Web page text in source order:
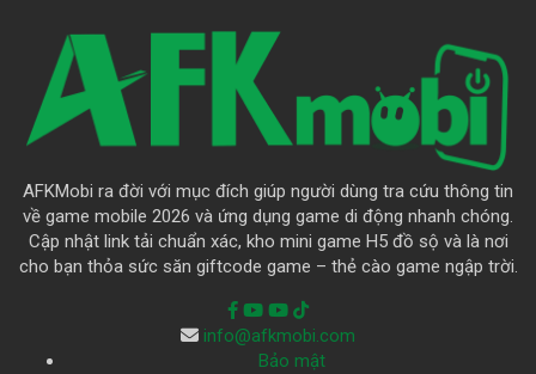
AFKMobi ra đời với mục đích giúp người dùng tra cứu thông tin
về game mobile 2026 và ứng dụng game di động nhanh chóng.
Cập nhật link tải chuẩn xác, kho mini game H5 đồ sộ và là nơi
cho bạn thỏa sức săn giftcode game – thẻ cào game ngập trời.
info@afkmobi.com
Bảo mật